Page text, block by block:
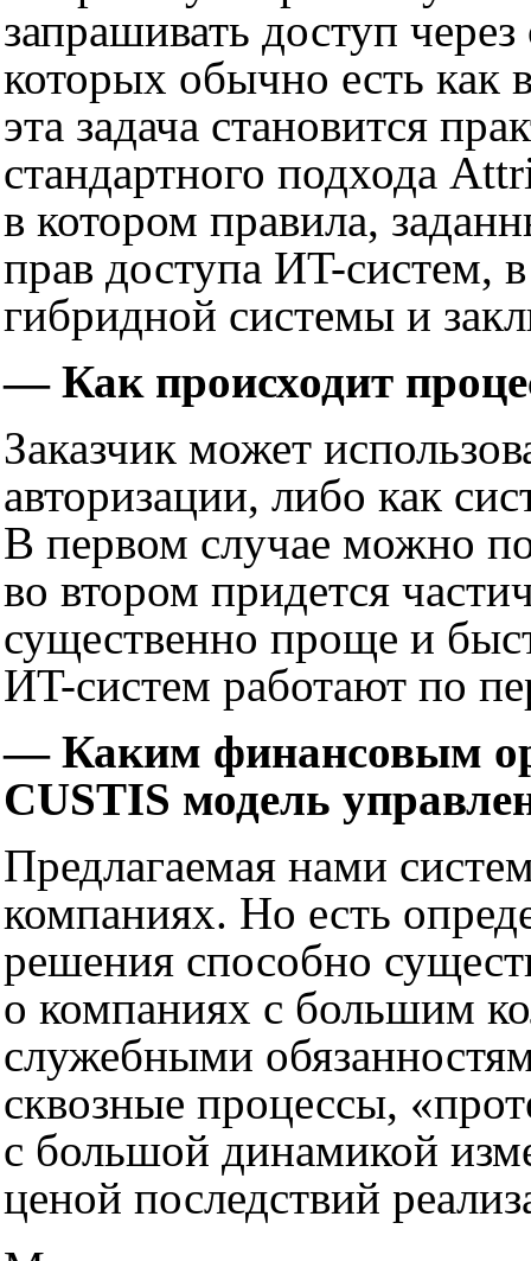
запрашивать доступ
которых обычно есть как
эта задача становится
стандартного подхода
в котором правила,
прав доступа ИT-систем,
гибридной системы и
— Как происходит
Заказчик может
авторизации, либо как
В первом случае можно
во втором придется
существенно проще и
ИT-систем работают по
— Каким финансовым
CUSTIS модель
Предлагаемая нами
компаниях. Но есть
решения способно
о компаниях с большим
служебными
сквозные процессы,
с большой динамикой
ценой последствий